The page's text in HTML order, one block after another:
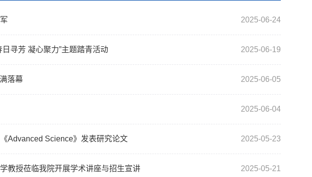
2025-06-24
2025-06-19
寻芳 凝心聚力”主题踏青活动
2025-06-05
落幕
2025-06-04
2025-05-23
Advanced Science》发表研究论文
2025-05-21
教授莅临我院开展学术讲座与招生宣讲